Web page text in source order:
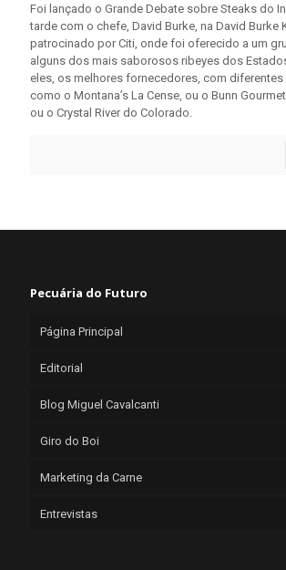
Foi lançado o Grande Debate sobre Steaks do
tarde com o chefe, David Burke, na David Burke
patrocinado por Citi, onde foi oferecido a um
alguns dos mais saborosos ribeyes dos
eles, os melhores fornecedores, com diferentes
como o Montana’s La Cense, ou o Bunn
ou o Crystal River do Colorado.
Pecuária do Futuro
Página Principal
Editorial
Blog Miguel Cavalcanti
Giro do Boi
Marketing da Carne
Entrevistas